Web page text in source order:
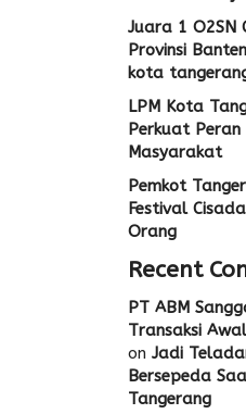
Juara 1 O2SN
Provinsi
kota
LPM Kota
Perkuat
Masyarakat
Pemkot
Festival
Orang
Recent
PT ABM
Transaksi
on Jadi
Bersepeda
Tangerang